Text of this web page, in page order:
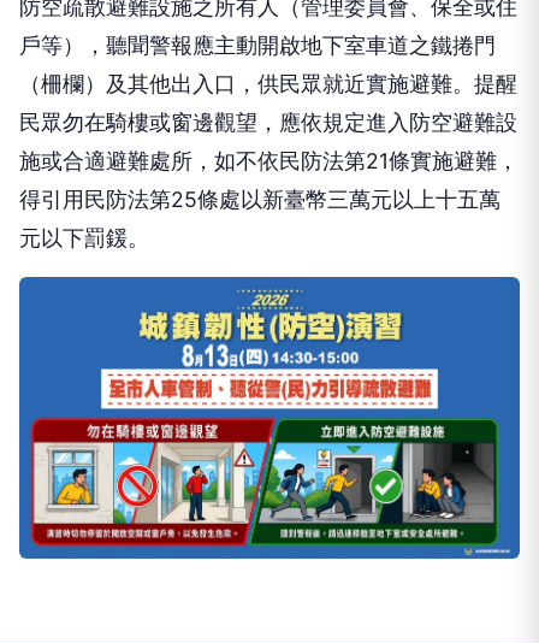
防空疏散避難設施之所有人（管理委員會、保全或住
戶等），聽聞警報應主動開啟地下室車道之鐵捲門
（柵欄）及其他出入口，供民眾就近實施避難。提醒
民眾勿在騎樓或窗邊觀望，應依規定進入防空避難設
施或合適避難處所，如不依民防法第21條實施避難，
得引用民防法第25條處以新臺幣三萬元以上十五萬
元以下罰鍰。